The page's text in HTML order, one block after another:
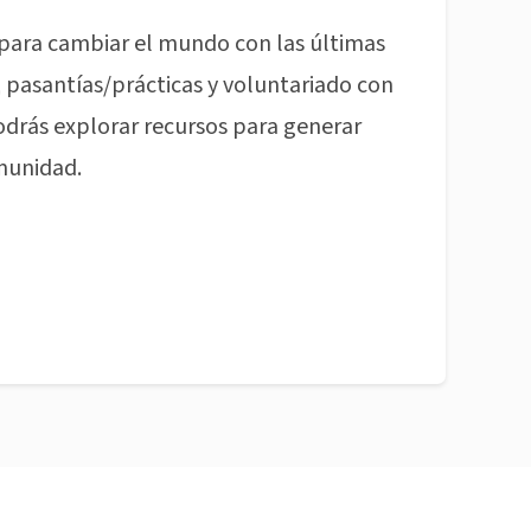
cambiar el mundo con las últimas
prácticas y voluntariado con
explorar recursos para generar